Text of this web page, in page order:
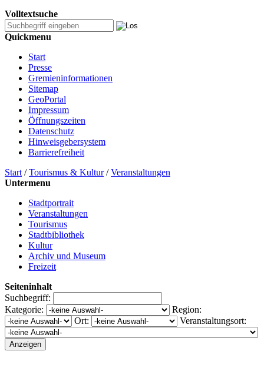
Volltextsuche
Quickmenu
Start
Presse
Gremieninformationen
Sitemap
GeoPortal
Impressum
Öffnungszeiten
Datenschutz
Hinweisgebersystem
Barrierefreiheit
Start /Tourismus & Kultur/Veranstaltungen
Untermenu
Stadtportrait
Veranstaltungen
Tourismus
Stadtbibliothek
Kultur
Archiv und Museum
Freizeit
Seiteninhalt
Suchbegriff:
Kategorie:
Region:
Ort:
Veranstaltungsort: